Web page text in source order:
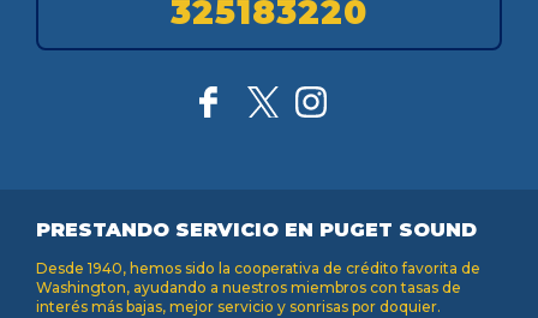
325183220
PRESTANDO SERVICIO EN PUGET SOUND
Desde 1940, hemos sido la cooperativa de crédito favorita de
Washington, ayudando a nuestros miembros con tasas de
interés más bajas, mejor servicio y sonrisas por doquier.